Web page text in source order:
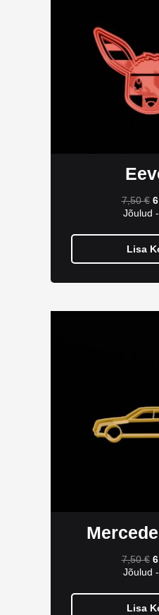
7,50€
Jõulud
Lisa
7,50€
Jõulud
Lisa